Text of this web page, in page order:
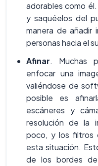
adorables como
y saquéelos del
manera de añadir
personas hacia el
Afinar. Muchas
enfocar una
valiéndose de
posible es
escáneres y
resolución de la
poco, y los filtros
esta situación.
de los bordes